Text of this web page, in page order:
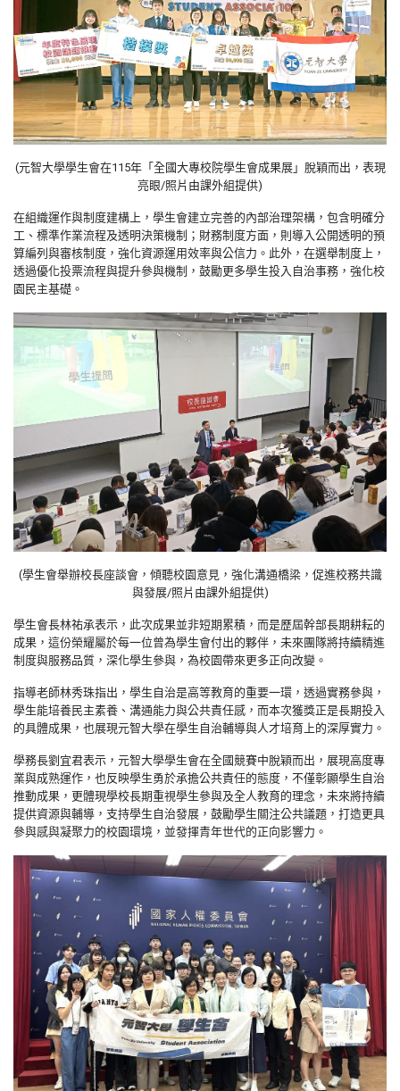
(元智大學學生會在115年「全國大專校院學生會成果展」脫穎而出，表現
亮眼/照片由課外組提供)
在組織運作與制度建構上，學生會建立完善的內部治理架構，包含明確分
工、標準作業流程及透明決策機制；財務制度方面，則導入公開透明的預
算編列與審核制度，強化資源運用效率與公信力。此外，在選舉制度上，
透過優化投票流程與提升參與機制，鼓勵更多學生投入自治事務，強化校
園民主基礎。
(學生會舉辦校長座談會，傾聽校園意見，強化溝通橋梁，促進校務共識
與發展/照片由課外組提供)
學生會長林祐承表示，此次成果並非短期累積，而是歷屆幹部長期耕耘的
成果，這份榮耀屬於每一位曾為學生會付出的夥伴，未來團隊將持續精進
制度與服務品質，深化學生參與，為校園帶來更多正向改變。
指導老師林秀珠指出，學生自治是高等教育的重要一環，透過實務參與，
學生能培養民主素養、溝通能力與公共責任感，而本次獲獎正是長期投入
的具體成果，也展現元智大學在學生自治輔導與人才培育上的深厚實力。
學務長劉宜君表示，元智大學學生會在全國競賽中脫穎而出，展現高度專
業與成熟運作，也反映學生勇於承擔公共責任的態度，不僅彰顯學生自治
推動成果，更體現學校長期重視學生參與及全人教育的理念，未來將持續
提供資源與輔導，支持學生自治發展，鼓勵學生關注公共議題，打造更具
參與感與凝聚力的校園環境，並發揮青年世代的正向影響力。